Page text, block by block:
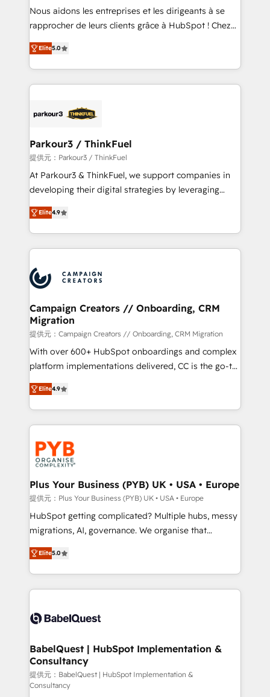
B2B sectors such as manufacturing, SaaS and
business services. We prepare a customized
impact of your digital transformation, including a
detailed financial rationale with a focus on ROI and
embark on a transformational journey that sets your
business up for long-term success. Unlock your
Nous aidons les entreprises et les dirigeants à se
rapprocher de leurs clients grâce à HubSpot ! Chez
DIGITALISIM, nous avons l'intime conviction que la
réussite des entreprises passe par l’innovation web,
le marketing digital, et la relation client ! C'est
pourquoi, nos experts sont à la fois capables de
référencement, votre stratégie digitale et le pilotage
projet HubSpot avec DIGITALISIM : 🧽 Nettoyage,
migration et intégration des bases de données. 🚀
Développement des interfaces avec vos logiciels
métiers ⚙️ Configuration de la plateforme HubSpot
Book Process & Guidelines utilisateurs 🎓
Formations des utilisateurs
Elite5.0
Parkour3 / ThinkFuel
提供元：Parkour3 / ThinkFuel
At Parkour3 & ThinkFuel, we support companies in
developing their digital strategies by leveraging
technologies and automating their marketing and
sales processes to generate growth. Our offer spans
from Strategy to Operations. We specialize in CRM
onboarding and implementation, web design, sales
extensive experience working with tech companies
and manufacturers since 2002, we are committed to
empowering our clients and developing their
autonomy. Get to grips with HubSpot through
guided implementation and seamless integration of
the CRM platform into your digital ecosystem. Would
you like support in deploying your inbound
to your needs and sales objectives. With 125+
certifications, we are part of the most certified
services are offered in both English & French.
Elite4.9
Campaign Creators // Onboarding, CRM
Migration
提供元：Campaign Creators // Onboarding, CRM Migration
With over 600+ HubSpot onboardings and complex
platform implementations delivered, CC is the go-to
Elite Solutions Partner for businesses ready to
migrate, replatform, and scale smarter. We specialize
in high-impact CRM and CMS migrations and
onboarding from platforms like Salesforce, NetSuite,
Zoho, Pardot, Marketo, Microsoft Dynamics, Wix,
WordPress and legacy CRMs, turning fragmented
systems into unified, growth-ready HubSpot
architectures that accelerate revenue operations and
performance. - Multi-object CRM migration, cleanup,
and implementation. - Pre-built and custom
integrations across your full tech stack. - Custom
- Dashboards, lifecycle campaigns, and lead
nurturing sequences. - Cross-hub setup across
scalable retainers. Let’s make HubSpot your most
powerful growth engine. Built to convert, scale, and
Elite4.9
Plus Your Business (PYB) UK • USA • Europe
提供元：Plus Your Business (PYB) UK • USA • Europe
HubSpot getting complicated? Multiple hubs, messy
migrations, AI, governance. We organise that
complexity, so your team can put HubSpot to work...
Welcome to our Profile! We help with: • CRM
implementation, reports, workflows, and team
training • CRM migration from Salesforce, Pipedrive,
custom API integrations • AI governance for
Boutique 'Elite' team of 12 • 150+ clients across Sales
Hub, Marketing Hub, Service Hub, Data Hub and
CMS • ISO/IEC 27001:2022, ISO 9001:2015, and ISO
42001:2023 certified - the AI management standard •
Elite5.0
BabelQuest | HubSpot Implementation &
Consultancy
提供元：BabelQuest | HubSpot Implementation &
Consultancy